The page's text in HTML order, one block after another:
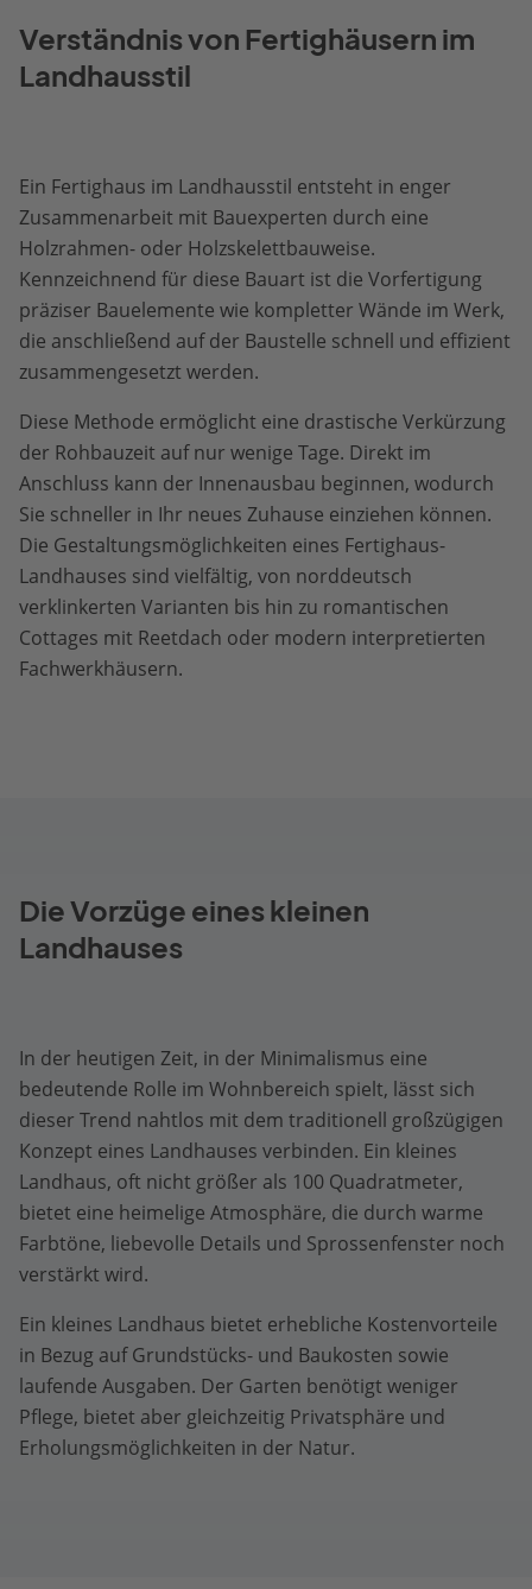
Verständnis von Fertighäusern im
Landhausstil
Ein Fertighaus im Landhausstil entsteht in enger
Zusammenarbeit mit Bauexperten durch eine
Holzrahmen- oder Holzskelettbauweise.
Kennzeichnend für diese Bauart ist die Vorfertigung
präziser Bauelemente wie kompletter Wände im Werk,
die anschließend auf der Baustelle schnell und effizient
zusammengesetzt werden.
Diese Methode ermöglicht eine drastische Verkürzung
der Rohbauzeit auf nur wenige Tage. Direkt im
Anschluss kann der Innenausbau beginnen, wodurch
Sie schneller in Ihr neues Zuhause einziehen können.
Die Gestaltungsmöglichkeiten eines Fertighaus-
Landhauses sind vielfältig, von norddeutsch
verklinkerten Varianten bis hin zu romantischen
Cottages mit Reetdach oder modern interpretierten
Fachwerkhäusern.
Die Vorzüge eines kleinen
Landhauses
In der heutigen Zeit, in der Minimalismus eine
bedeutende Rolle im Wohnbereich spielt, lässt sich
dieser Trend nahtlos mit dem traditionell großzügigen
Konzept eines Landhauses verbinden. Ein kleines
Landhaus, oft nicht größer als 100 Quadratmeter,
bietet eine heimelige Atmosphäre, die durch warme
Farbtöne, liebevolle Details und Sprossenfenster noch
verstärkt wird.
Ein kleines Landhaus bietet erhebliche Kostenvorteile
in Bezug auf Grundstücks- und Baukosten sowie
laufende Ausgaben. Der Garten benötigt weniger
Pflege, bietet aber gleichzeitig Privatsphäre und
Erholungsmöglichkeiten in der Natur.